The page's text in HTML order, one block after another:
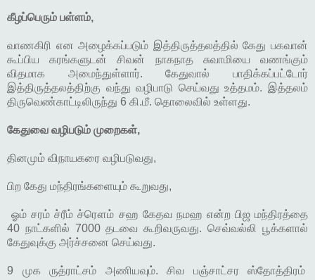
கீழப்பெரும் பள்ளம்,
வாணகிரி என அழைக்கப்படும் இத்திருத்தலத்தில் கேது பகவான்
கூப்பிய கரங்களுடன் சிவன் நாகநாத சுவாமியை வணங்கும்
விதமாக அமைந்துள்ளார். கேதுவால் பாதிக்கப்பட்டோர்
இத்திருத்தலத்திற்கு வந்து வழிபாடு செய்வது உத்தமம். இத்தலம்
திருவெண்காட்டிலிருந்து 6 கி.மீ. தொலைவில் உள்ளது.
கேதுவை வழிபடும் முறைகள்,
தினமும் விநாயகரை வழிபடுவது,
பிற கேது மந்திரங்களையும் கூறுவது,
ஓம் சரம் ச்ரீம் ச்ரௌம் சஹ கேதவ நமஹ என்ற பிஜ மந்திரத்தை
40 நாட்களில் 7000 தடவை கூறிவருவது. செவ்வல்லி பூக்களால்
கேதுவுக்கு அர்ச்சனை செய்வது.
9 முக ருத்ராட்சம் அணியவும். சிவ பஞ்சாட்சர ஸ்தோத்திரம்